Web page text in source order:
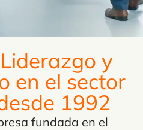
y
en el sector
1992
fundada en el